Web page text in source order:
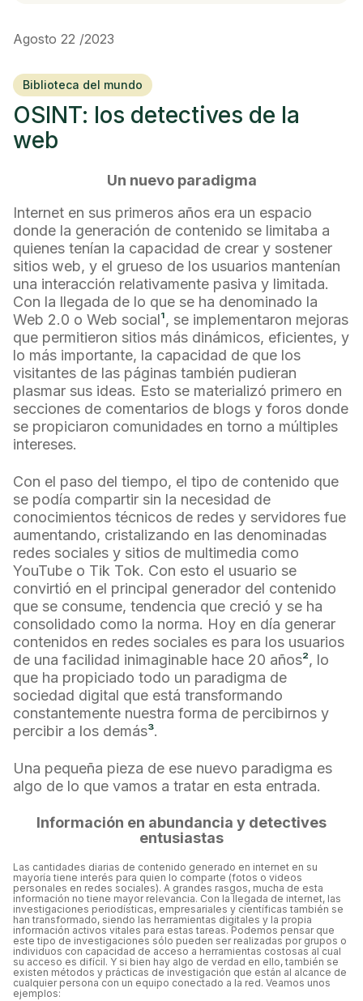
Agosto 22 /2023
Biblioteca del mundo
OSINT: los detectives de la
web
Un nuevo paradigma
Internet en sus primeros años era un espacio
donde la generación de contenido se limitaba a
quienes tenían la capacidad de crear y sostener
sitios web, y el grueso de los usuarios mantenían
una interacción relativamente pasiva y limitada.
Con la llegada de lo que se ha denominado la
Web 2.0 o Web social¹, se implementaron mejoras
que permitieron sitios más dinámicos, eficientes, y
lo más importante, la capacidad de que los
visitantes de las páginas también pudieran
plasmar sus ideas. Esto se materializó primero en
secciones de comentarios de blogs y foros donde
se propiciaron comunidades en torno a múltiples
intereses.
Con el paso del tiempo, el tipo de contenido que
se podía compartir sin la necesidad de
conocimientos técnicos de redes y servidores fue
aumentando, cristalizando en las denominadas
redes sociales y sitios de multimedia como
YouTube o Tik Tok. Con esto el usuario se
convirtió en el principal generador del contenido
que se consume, tendencia que creció y se ha
consolidado como la norma. Hoy en día generar
contenidos en redes sociales es para los usuarios
de una facilidad inimaginable hace 20 años², lo
que ha propiciado todo un paradigma de
sociedad digital que está transformando
constantemente nuestra forma de percibirnos y
percibir a los demás³.
Una pequeña pieza de ese nuevo paradigma es
algo de lo que vamos a tratar en esta entrada.
Información en abundancia y detectives
entusiastas
Las cantidades diarias de contenido generado en internet en su
mayoría tiene interés para quien lo comparte (fotos o videos
personales en redes sociales). A grandes rasgos, mucha de esta
información no tiene mayor relevancia. Con la llegada de internet, las
investigaciones periodísticas, empresariales y científicas también se
han transformado, siendo las herramientas digitales y la propia
información activos vitales para estas tareas. Podemos pensar que
este tipo de investigaciones sólo pueden ser realizadas por grupos o
individuos con capacidad de acceso a herramientas costosas al cual
su acceso es difícil. Y si bien hay algo de verdad en ello, también se
existen métodos y prácticas de investigación que están al alcance de
cualquier persona con un equipo conectado a la red. Veamos unos
ejemplos: